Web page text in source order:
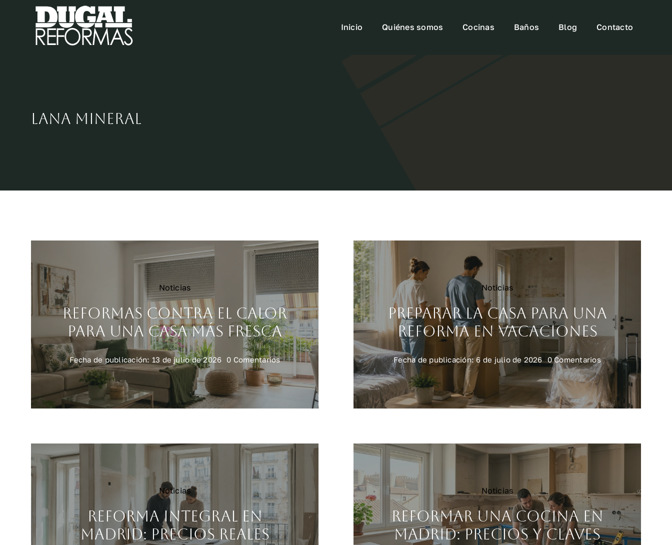
contenido
Inicio Quiénes somos Cocinas Baños Blog Contacto
lana mineral
Noticias
Reformas contra el calor
para una casa más fresca
Fecha de publicación: 13 de julio de 2026 0 Comentarioson
Reformas
contra
el
Noticias
Preparar la casa para una
reforma en vacaciones
Fecha de publicación: 6 de julio de 2026 0 Comentarioson
Preparar
la
casa
para
una
Noticias
Reforma integral en
Madrid: precios reales
Noticias
Reformar una cocina en
Madrid: precios y claves